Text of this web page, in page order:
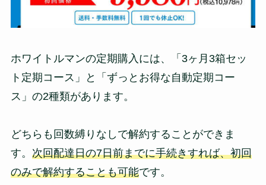
ホワイトルマンの定期購入には、「3ヶ月3箱セッ
ト定期コース」と「ずっとお得な自動定期コー
ス」の2種類があります。
どちらも回数縛りなしで解約することができま
す。 次回配達日の7日前までに手続きすれば、初回
のみで解約することも可能です。